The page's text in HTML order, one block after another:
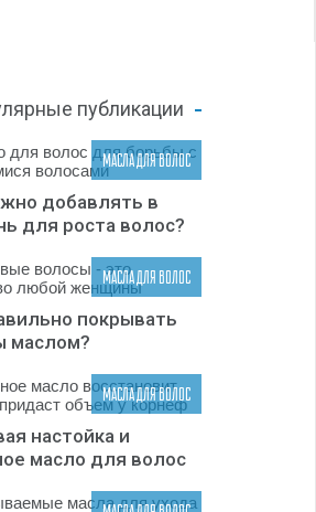
публикации
МАСЛА ДЛЯ ВОЛОС
добавлять в
для роста волос?
МАСЛА ДЛЯ ВОЛОС
покрывать
маслом?
МАСЛА ДЛЯ ВОЛОС
настойка и
масло для волос